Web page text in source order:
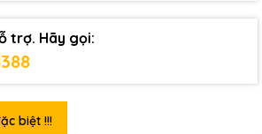
trợ. Hãy gọi:
biệt !!!